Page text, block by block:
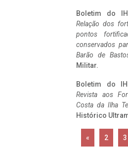
Boletim do
Relação dos
pontos
conservados
Barão de
Militar.
Boletim do
Revista aos
Costa da Ilha
Histórico
« 2 3